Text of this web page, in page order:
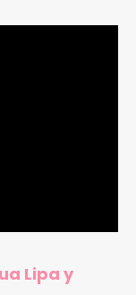
Lipa y